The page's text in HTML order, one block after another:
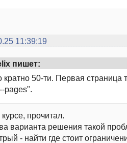
11:39:19
пишет:
кратно 50-ти. Первая страница
pages".
прочитал.
варианта решения такой
- найти где стоит